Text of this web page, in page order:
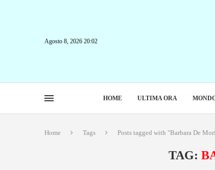
Agosto 8, 2026 20:02
HOME ULTIMA ORA
Home Tags Posts tagged with "Barbara De
TAG: